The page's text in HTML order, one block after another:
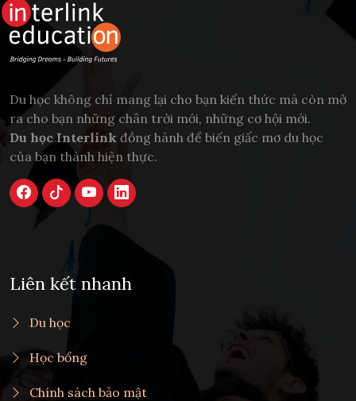
Du học không chỉ mang lại cho bạn kiến thức mà còn mở
ra cho bạn những chân trời mới, những cơ hội mới.
Du học Interlink đồng hành để biến giấc mơ du học
của bạn thành hiện thực.
Liên kết nhanh
Du học
Học bổng
Chính sách bảo mật